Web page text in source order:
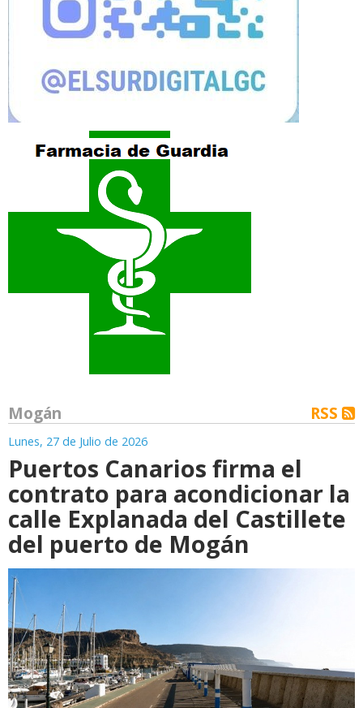
Mogán RSS
Lunes, 27 de Julio de 2026
Puertos Canarios firma el
contrato para acondicionar la
calle Explanada del Castillete
del puerto de Mogán